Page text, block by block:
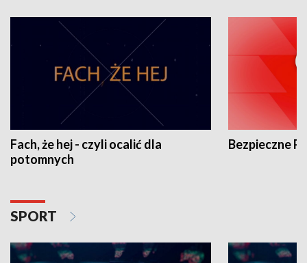
Fach, że hej - czyli ocalić dla
potomnych
Bezpieczne
SPORT